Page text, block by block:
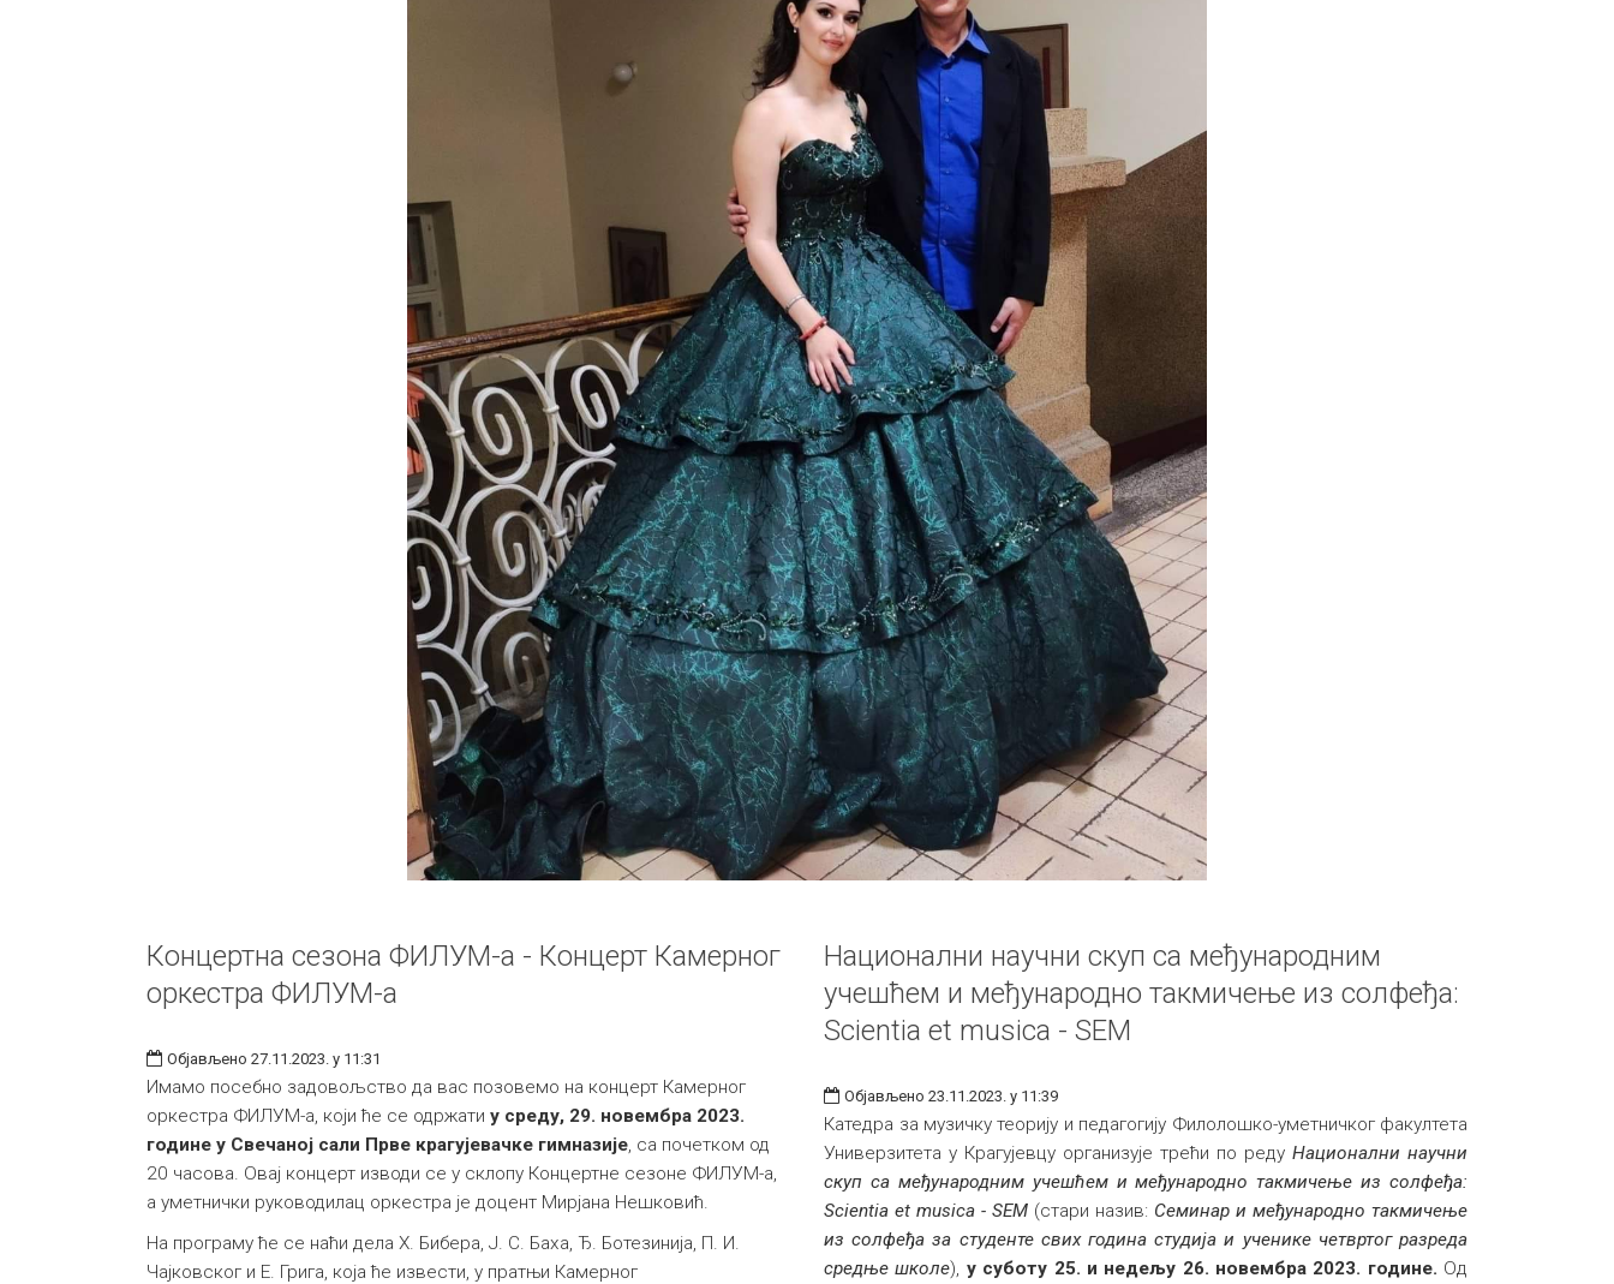
Концертна сезона ФИЛУМ-а - Концерт Камерног
оркестра ФИЛУМ-а
Објављено 27.11.2023. у 11:31
Имамо посебно задовољство да вас позовемо на концерт Камерног
оркестра ФИЛУМ-а, који ће се одржати у среду, 29. новембра 2023.
године у Свечаној сали Прве крагујевачке гимназије, са почетком од
20 часова. Овај концерт изводи се у склопу Концертне сезоне ФИЛУМ-а,
а уметнички руководилац оркестра је доцент Мирјанa Нешковић.
На програму ће се наћи дела Х. Бибера, Ј. С. Баха, Ђ. Ботезинија, П. И.
Чајковског и Е. Грига, која ће извести, у пратњи Камерног
Национални научни скуп са међународним
учешћем и међународно такмичење из солфеђа:
Scientia et musica - SEM
Објављено 23.11.2023. у 11:39
Катедра за музичку теорију и педагогију Филолошко-уметничког факултета
Универзитета у Крагујевцу организује трећи по реду Национални научни
скуп са међународним учешћем и међународно такмичење из солфеђа:
Scientia et musica - SEM (стари назив: Семинар и међународно такмичење
из солфеђа за студенте свих година студија и ученике четвртог разреда
средње школе), у суботу 25. и недељу 26. новембра 2023. године. Од